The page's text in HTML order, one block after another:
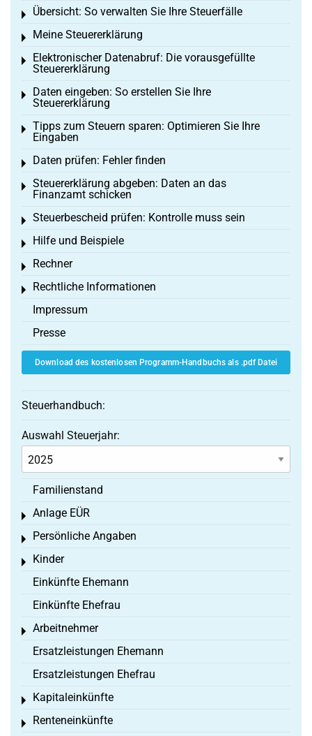
Übersicht: So verwalten Sie Ihre Steuerfälle
Toggle menu
Meine Steuererklärung
Toggle menu
Elektronischer Datenabruf: Die vorausgefüllte
Steuererklärung
Toggle menu
Daten eingeben: So erstellen Sie Ihre
Steuererklärung
Toggle menu
Tipps zum Steuern sparen: Optimieren Sie Ihre
Eingaben
Toggle menu
Daten prüfen: Fehler finden
Toggle menu
Steuererklärung abgeben: Daten an das
Finanzamt schicken
Toggle menu
Steuerbescheid prüfen: Kontrolle muss sein
Toggle menu
Hilfe und Beispiele
Toggle menu
Rechner
Toggle menu
Rechtliche Informationen
Toggle menu
Impressum
Presse
Download des kostenlosen Programm-Handbuchs als .pdf Datei
Steuerhandbuch:
Auswahl Steuerjahr:
Familienstand
Anlage EÜR
Toggle menu
Persönliche Angaben
Toggle menu
Kinder
Toggle menu
Einkünfte Ehemann
Einkünfte Ehefrau
Arbeitnehmer
Toggle menu
Ersatzleistungen Ehemann
Ersatzleistungen Ehefrau
Kapitaleinkünfte
Toggle menu
Renteneinkünfte
Toggle menu